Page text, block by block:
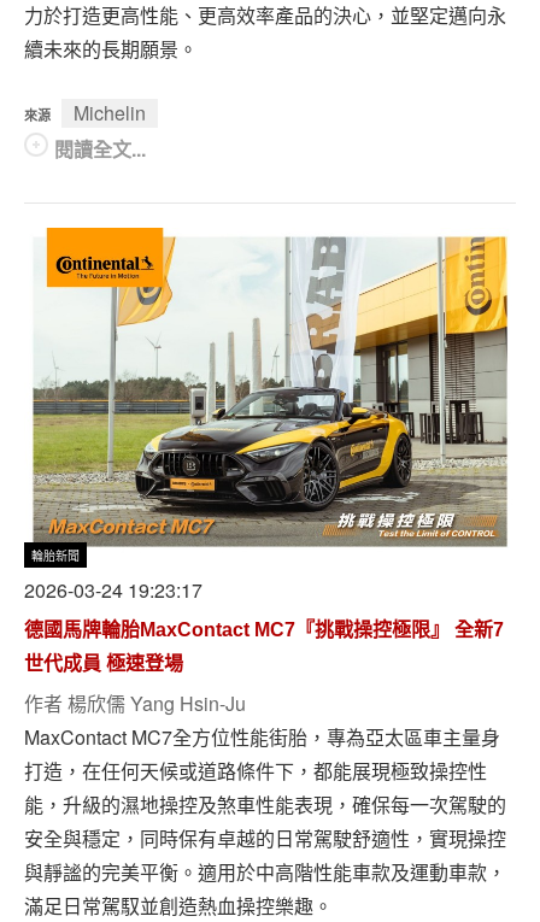
力於打造更高性能、更高效率產品的決心，並堅定邁向永
續未來的長期願景。
來源
Michelin
閱讀全文...
輪胎新聞
2026-03-24 19:23:17
德國馬牌輪胎MaxContact MC7『挑戰操控極限』 全新7
世代成員 極速登場
作者 楊欣儒 Yang Hsin-Ju
MaxContact MC7全方位性能街胎，專為亞太區車主量身
打造，在任何天候或道路條件下，都能展現極致操控性
能，升級的濕地操控及煞車性能表現，確保每一次駕駛的
安全與穩定，同時保有卓越的日常駕駛舒適性，實現操控
與靜謐的完美平衡。適用於中高階性能車款及運動車款，
滿足日常駕馭並創造熱血操控樂趣。